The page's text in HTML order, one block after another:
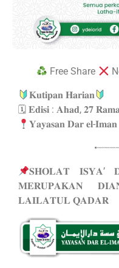
Free Share
𝐊𝐮𝐭𝐢𝐩𝐚𝐧 𝐇𝐚𝐫𝐢𝐚𝐧
🗓 𝐄𝐝𝐢𝐬𝐢 : 𝐀𝐡𝐚𝐝, 𝟐𝟕
𝐘𝐚𝐲𝐚𝐬𝐚𝐧 𝐃𝐚𝐫 𝐞𝐥-𝐈𝐦𝐚𝐧
𝐒𝐇𝐎𝐋𝐀𝐓 𝐈𝐒𝐘𝐀’
𝐌𝐄𝐑𝐔𝐏𝐀𝐊𝐀𝐍
𝐋𝐀𝐈𝐋𝐀𝐓𝐔𝐋 𝐐𝐀𝐃𝐀𝐑